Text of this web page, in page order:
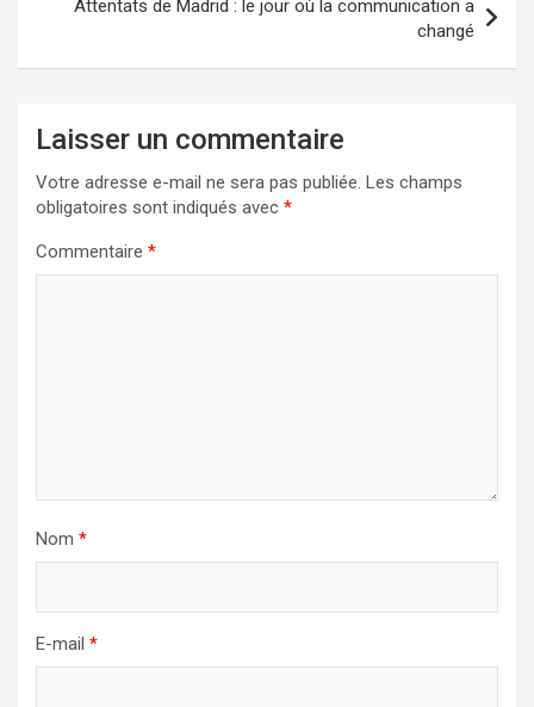
Attentats de Madrid : le jour où la communication a
changé
Laisser un commentaire
Votre adresse e-mail ne sera pas publiée. Les champs
obligatoires sont indiqués avec *
Commentaire *
Nom *
E-mail *